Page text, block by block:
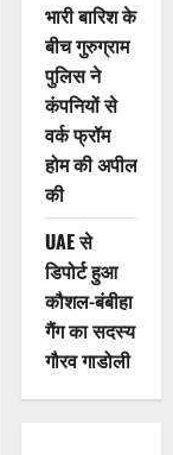
भारी बारिश के
बीच गुरुग्राम
पुलिस ने
कंपनियों से
वर्क फ्रॉम
होम की अपील
की
UAE से
डिपोर्ट हुआ
कौशल-बंबीहा
गैंग का सदस्य
गौरव गाडोली